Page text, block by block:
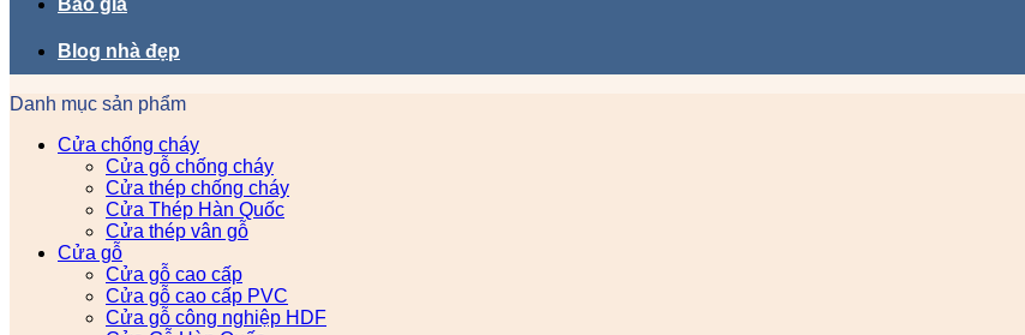
Báo giá
Blog nhà đẹp
Danh mục sản phẩm
Cửa chống cháy
Cửa gỗ chống cháy
Cửa thép chống cháy
Cửa Thép Hàn Quốc
Cửa thép vân gỗ
Cửa gỗ
Cửa gỗ cao cấp
Cửa gỗ cao cấp PVC
Cửa gỗ công nghiệp HDF